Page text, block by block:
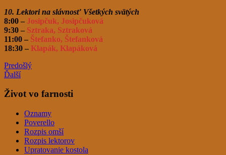
10. Lektori na slávnosť Všetkých svätých
8:00 – Josipčuk, Josipčuková
9:30 – Sztraka, Sztraková
11:00 – Štefanko, Štefanková
18:30 – Klapák, Klapáková
Predošlý
Ďalší
Život vo farnosti
Oznamy
Poverello
Rozpis omší
Rozpis lektorov
Upratovanie kostola